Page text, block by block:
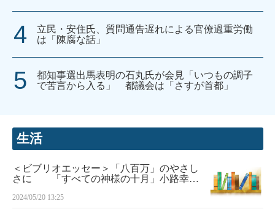
立民・安住氏、質問通告遅れによる官僚過重労働
は「陳腐な話」
都知事選出馬表明の石丸氏が会見「いつもの調子
で苦言から入る」 都議会は「さすが首都」
生活
＜ビブリオエッセー＞「八百万」のやさし
さに 「すべての神様の十月」小路幸也
2024/05/20 13:25